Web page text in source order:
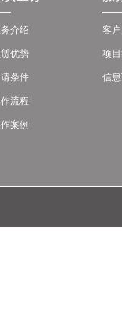
介绍
优势
条件
流程
案例
客
项
信